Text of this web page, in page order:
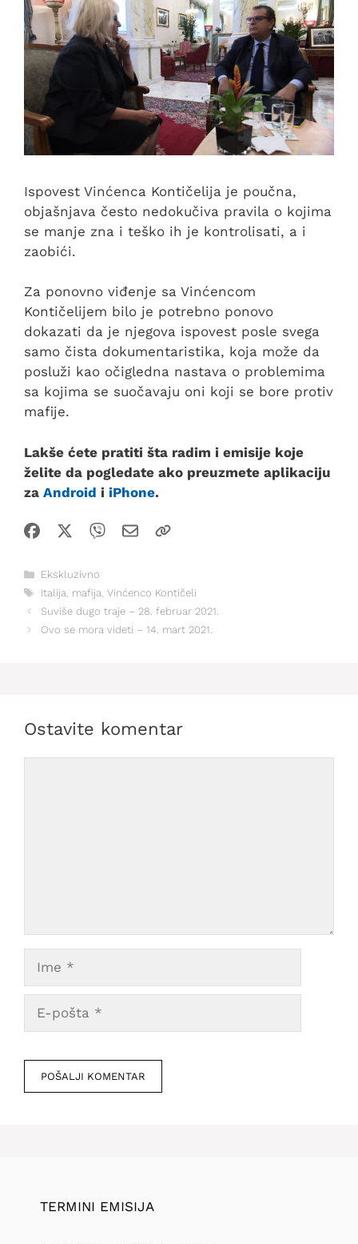
Ispovest Vinćenca Kontičelija je poučna,
objašnjava često nedokučiva pravila o kojima
se manje zna i teško ih je kontrolisati, a i
zaobići.
Za ponovno viđenje sa Vinćencom
Kontičelijem bilo je potrebno ponovo
dokazati da je njegova ispovest posle svega
samo čista dokumentaristika, koja može da
posluži kao očigledna nastava o problemima
sa kojima se suočavaju oni koji se bore protiv
mafije.
Lakše ćete pratiti šta radim i emisije koje
želite da pogledate ako preuzmete aplikaciju
za Android i iPhone.
Kategorije
Ekskluzivno
Oznake
Italija, mafija, Vinćenco Kontičeli
Suviše dugo traje – 28. februar 2021.
Ovo se mora videti – 14. mart 2021.
Ostavite komentar
pošta
mesto
TERMINI EMISIJA